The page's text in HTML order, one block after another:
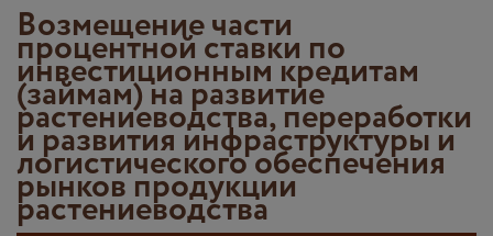
Возмещение части
процентной ставки по
инвестиционным кредитам
(займам) на развитие
растениеводства, переработки
и развития инфраструктуры и
логистического обеспечения
рынков продукции
растениеводства